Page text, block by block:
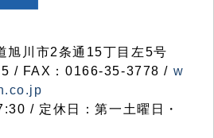
川市2条通15丁目左5号
/ FAX：0166-35-3778 / w
/ 定休日：第一土曜日・